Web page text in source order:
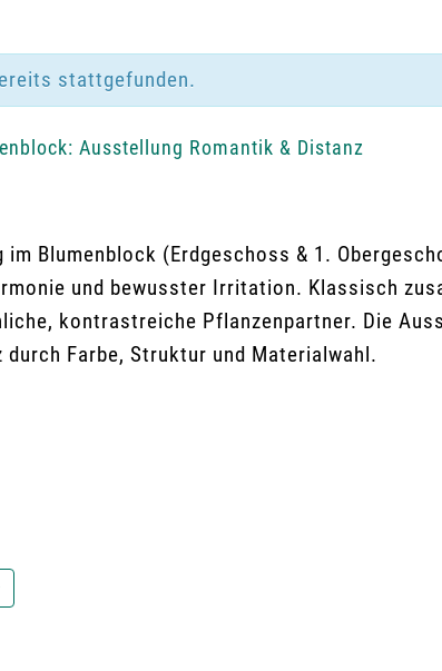
stattgefunden.
Ausstellung Romantik & Distanz
Blumenblock (Erdgeschoss & 1.
und bewusster Irritation. Klassisch
kontrastreiche Pflanzenpartner. Die
durch Farbe, Struktur und Materialwahl.